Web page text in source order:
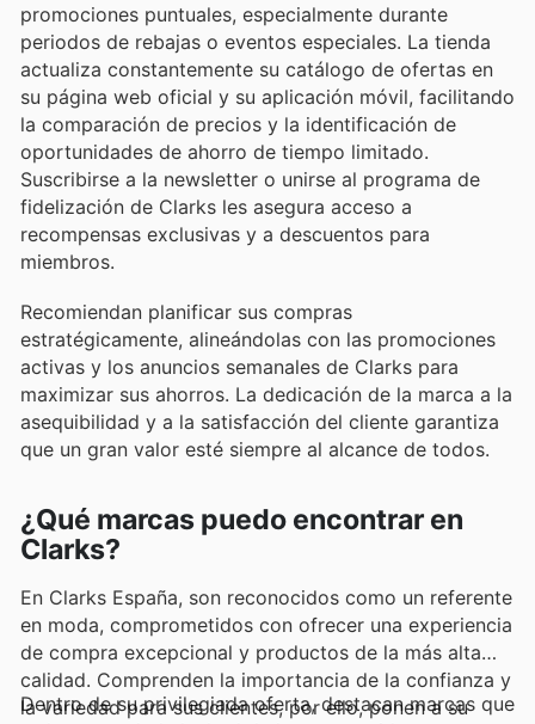
promociones puntuales, especialmente durante
periodos de rebajas o eventos especiales. La tienda
actualiza constantemente su catálogo de ofertas en
su página web oficial y su aplicación móvil, facilitando
la comparación de precios y la identificación de
oportunidades de ahorro de tiempo limitado.
Suscribirse a la newsletter o unirse al programa de
fidelización de Clarks les asegura acceso a
recompensas exclusivas y a descuentos para
miembros.
Recomiendan planificar sus compras
estratégicamente, alineándolas con las promociones
activas y los anuncios semanales de Clarks para
maximizar sus ahorros. La dedicación de la marca a la
asequibilidad y a la satisfacción del cliente garantiza
que un gran valor esté siempre al alcance de todos.
¿Qué marcas puedo encontrar en
Clarks?
En Clarks España, son reconocidos como un referente
en moda, comprometidos con ofrecer una experiencia
de compra excepcional y productos de la más alta
calidad. Comprenden la importancia de la confianza y
la variedad para sus clientes, por ello, ponen a su
Dentro de su privilegiada oferta, destacan marcas que